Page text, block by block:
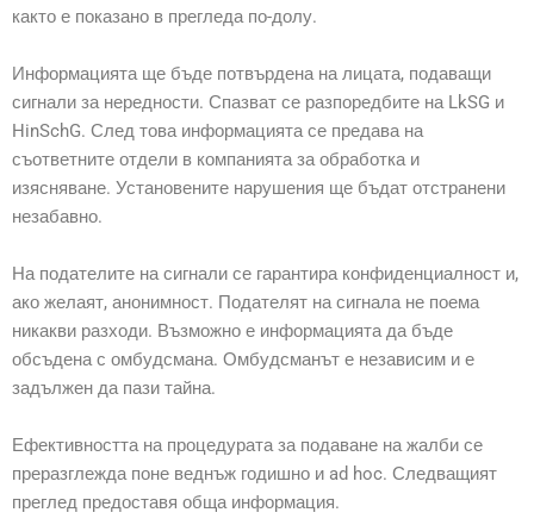
както е показано в прегледа по-долу.
Информацията ще бъде потвърдена на лицата, подаващи
сигнали за нередности. Спазват се разпоредбите на LkSG и
HinSchG. След това информацията се предава на
съответните отдели в компанията за обработка и
изясняване. Установените нарушения ще бъдат отстранени
незабавно.
На подателите на сигнали се гарантира конфиденциалност и,
ако желаят, анонимност. Подателят на сигнала не поема
никакви разходи. Възможно е информацията да бъде
обсъдена с омбудсмана. Омбудсманът е независим и е
задължен да пази тайна.
Ефективността на процедурата за подаване на жалби се
преразглежда поне веднъж годишно и ad hoc. Следващият
преглед предоставя обща информация.